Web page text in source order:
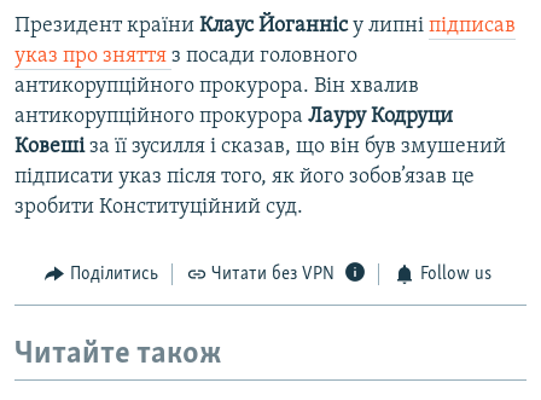
Президент країни Клаус Йоганнісу липні підписав
указ про зняття з посади головного
антикорупційного прокурора. Він хвалив
антикорупційного прокурора Лауру Кодруци
Ковешіза її зусилля і сказав, що він був змушений
підписати указ після того, як його зобов’язав це
зробити Конституційний суд.
Поділитись Читати без VPN Follow us
Читайте також